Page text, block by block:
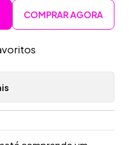
COMPRAR AGORA